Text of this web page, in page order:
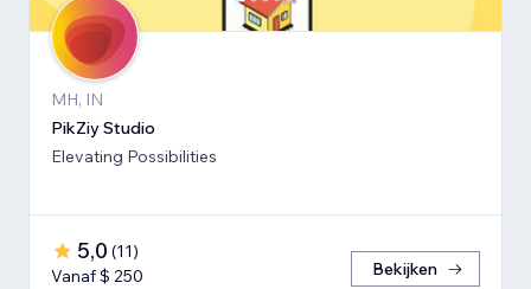
MH, IN
PikZiy Studio
Elevating Possibilities
5,0 (11)
Vanaf $ 250
Bekijken